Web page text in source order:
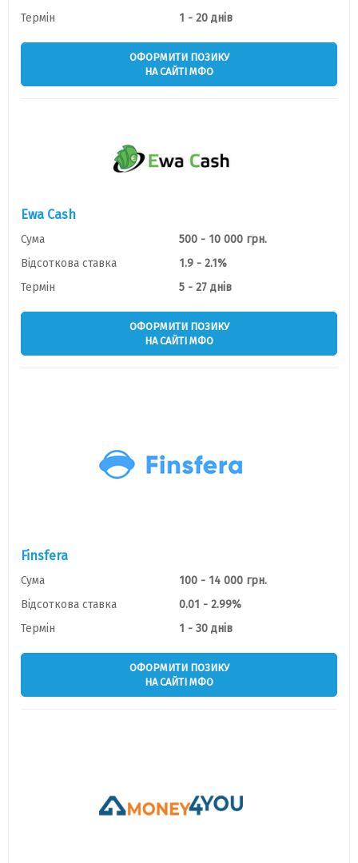
Термін
1 - 20 днів
ОФОРМИТИ ПОЗИКУ
НА САЙТІ МФО
Ewa Cash
Сума
500 - 10 000 грн.
Відсоткова ставка
1.9 - 2.1%
Термін
5 - 27 днів
ОФОРМИТИ ПОЗИКУ
НА САЙТІ МФО
Finsfera
Сума
100 - 14 000 грн.
Відсоткова ставка
0.01 - 2.99%
Термін
1 - 30 днів
ОФОРМИТИ ПОЗИКУ
НА САЙТІ МФО